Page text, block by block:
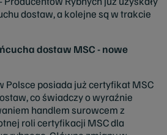
dostaw, a kolejne są w trakcie
dostaw MSC - nowe
Polsce posiada już certyfikat MSC
co świadczy o wyraźnie
handlem surowcem z
roli certyfikacji MSC dla